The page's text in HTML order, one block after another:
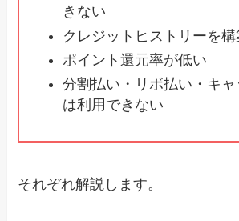
きない
クレジットヒストリーを
ポイント還元率が低い
分割払い・リボ払い・キ
は利用できない
それぞれ解説します。